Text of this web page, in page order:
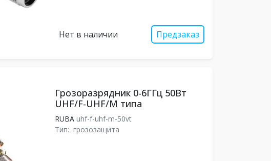
Нет в наличии Предзаказ
Грозоразрядник 0-6ГГц 50Вт
UHF/F-UHF/M типа
RUBAuhf-f-uhf-m-50vt
Тип: грозозащита